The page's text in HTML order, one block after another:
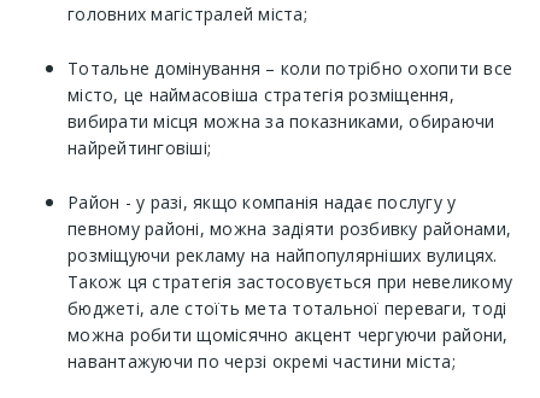
головних магістралей міста;
Тотальне домінування – коли потрібно охопити все
місто, це наймасовіша стратегія розміщення,
вибирати місця можна за показниками, обираючи
найрейтинговіші;
Район - у разі, якщо компанія надає послугу у
певному районі, можна задіяти розбивку районами,
розміщуючи рекламу на найпопулярніших вулицях.
Також ця стратегія застосовується при невеликому
бюджеті, але стоїть мета тотальної переваги, тоді
можна робити щомісячно акцент чергуючи райони,
навантажуючи по черзі окремі частини міста;